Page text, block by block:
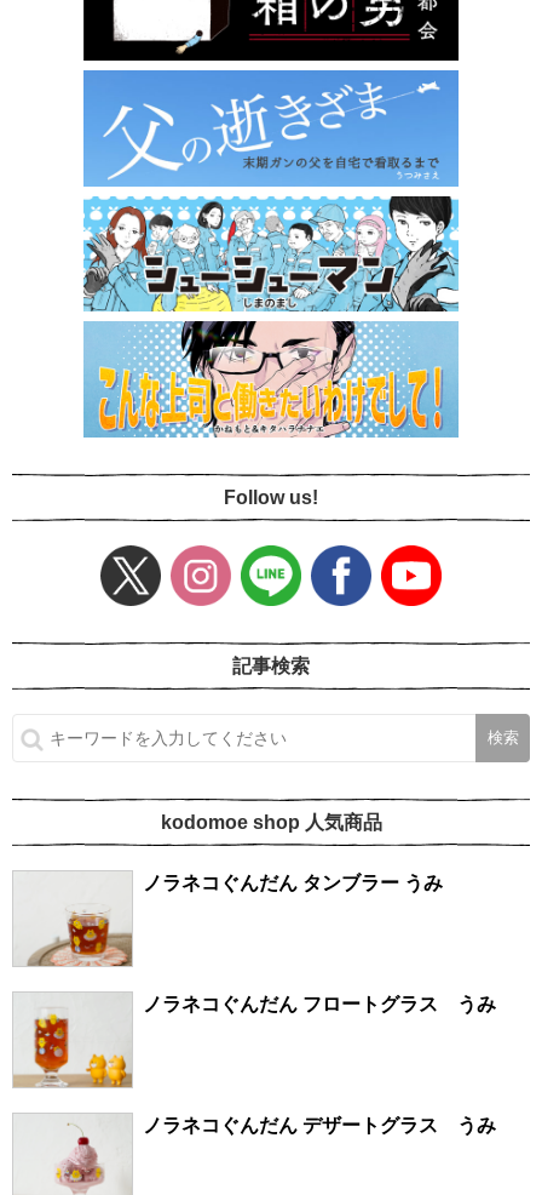
Follow us!
記事検索
kodomoe shop 人気商品
ノラネコぐんだん タンブラー うみ
ノラネコぐんだん フロートグラス うみ
ノラネコぐんだん デザートグラス うみ